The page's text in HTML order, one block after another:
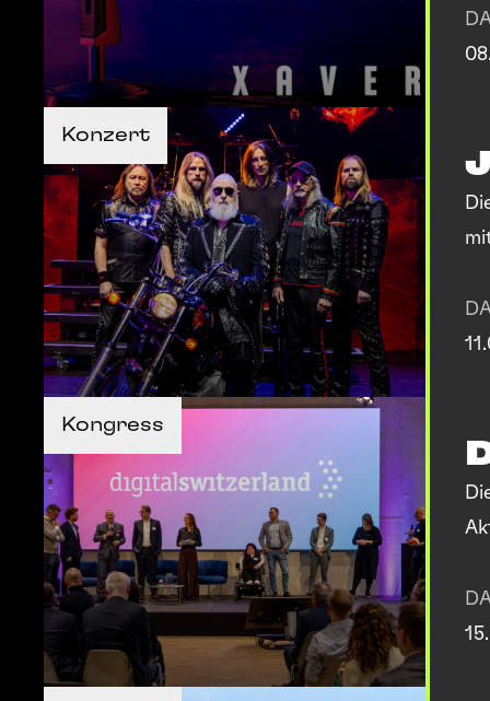
Konzert
TICKETS KAUFEN
TICKETS KAUFEN
MEHR INFOS
MEHR INFOS
Kongress
MEHR INFOS
MEHR INFOS
TICKETS KAUFEN
TICKETS KAUFEN